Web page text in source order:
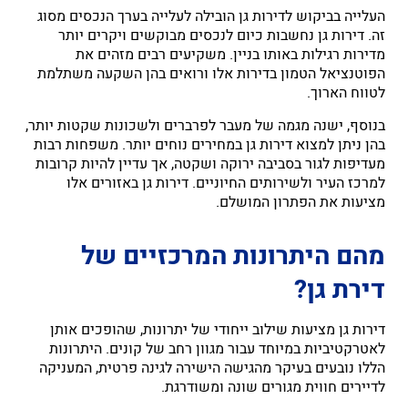
העלייה בביקוש לדירות גן הובילה לעלייה בערך הנכסים מסוג
זה. דירות גן נחשבות כיום לנכסים מבוקשים ויקרים יותר
מדירות רגילות באותו בניין. משקיעים רבים מזהים את
הפוטנציאל הטמון בדירות אלו ורואים בהן השקעה משתלמת
לטווח הארוך.
בנוסף, ישנה מגמה של מעבר לפרברים ולשכונות שקטות יותר,
בהן ניתן למצוא דירות גן במחירים נוחים יותר. משפחות רבות
מעדיפות לגור בסביבה ירוקה ושקטה, אך עדיין להיות קרובות
למרכז העיר ולשירותים החיוניים. דירות גן באזורים אלו
מציעות את הפתרון המושלם.
מהם היתרונות המרכזיים של
דירת גן?
דירות גן מציעות שילוב ייחודי של יתרונות, שהופכים אותן
לאטרקטיביות במיוחד עבור מגוון רחב של קונים. היתרונות
הללו נובעים בעיקר מהגישה הישירה לגינה פרטית, המעניקה
לדיירים חווית מגורים שונה ומשודרגת.